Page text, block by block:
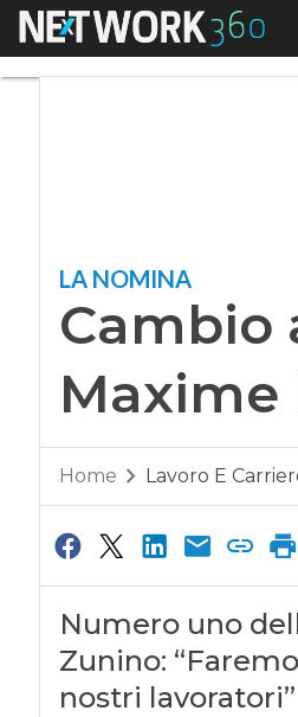
Menu
LA NOMINA
Cambio
Maxime
Home Lavoro E
Numero uno
Zunino:
nostri lavoratori”